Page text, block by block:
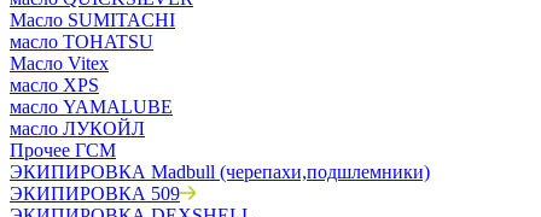
Масло SUMITACHI
масло TOHATSU
Масло Vitex
масло XPS
масло YAMALUBE
масло ЛУКОЙЛ
Прочее ГСМ
ЭКИПИРОВКА Madbull (черепахи,подшлемники)
ЭКИПИРОВКА 509